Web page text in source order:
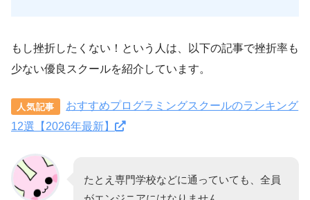
もし挫折したくない！という人は、以下の記事で挫折率も
少ない優良スクールを紹介しています。
人気記事
おすすめプログラミングスクールのランキング
12選【2026年最新】
たとえ専門学校などに通っていても、全員